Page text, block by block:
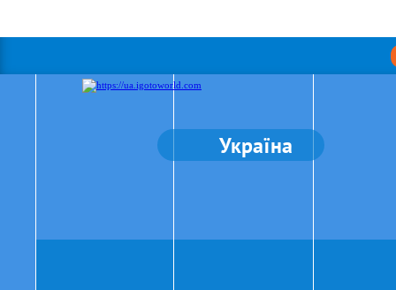
Україна